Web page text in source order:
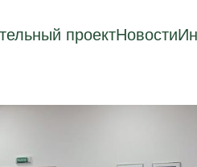
проектНовости